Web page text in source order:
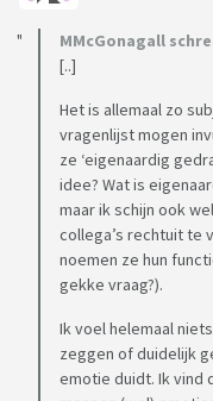
MMcGonagall
[..]
Het is allemaal zo
vragenlijst mogen
ze ‘eigenaardig
idee? Wat is
maar ik schijn ook
collega’s rechtuit te
noemen ze hun
gekke vraag?).
Ik voel helemaal
zeggen of duidelijk
emotie duidt. Ik vind